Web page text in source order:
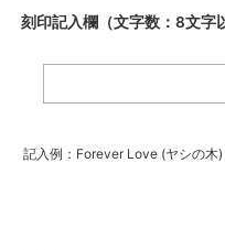
刻印記入欄（文字数：8文字
記入例：Forever Love (ヤシの木)